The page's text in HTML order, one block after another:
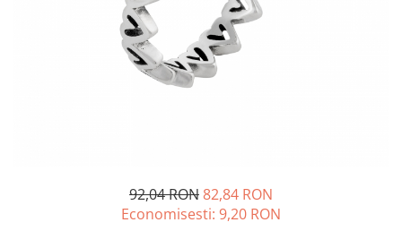
BRATARA TIP ROZARIU
92,04 RON82,84 RON
Economisesti: 9,20 RON